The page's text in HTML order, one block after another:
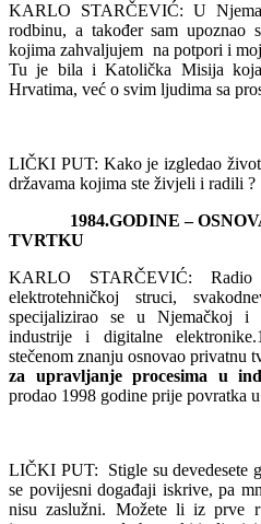
KARLO STARČEVIĆ: U
rodbinu, a također sam upoznao
kojima zahvaljujem na potpori i
Tu je bila i Katolička Misija
Hrvatima, već o svim ljudima sa
LIČKI PUT: Kako je izgledao
državama kojima ste živjeli i radili ?
1984.GODINE –
TVRTKU
KARLO STARČEVIĆ:
elektrotehničkoj struci,
specijalizirao se u Njemačkoj i
industrije i digitalne
stečenom znanju osnovao privatnu
za upravljanje procesima u
prodao 1998 godine prije povratka
LIČKI PUT: Stigle su devedesete
se povijesni događaji iskrive, pa
nisu zaslužni. Možete li iz prve